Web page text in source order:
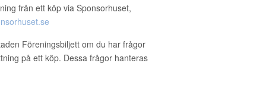
från ett köp via Sponsorhuset,
Föreningsbiljett om du har frågor
på ett köp. Dessa frågor hanteras